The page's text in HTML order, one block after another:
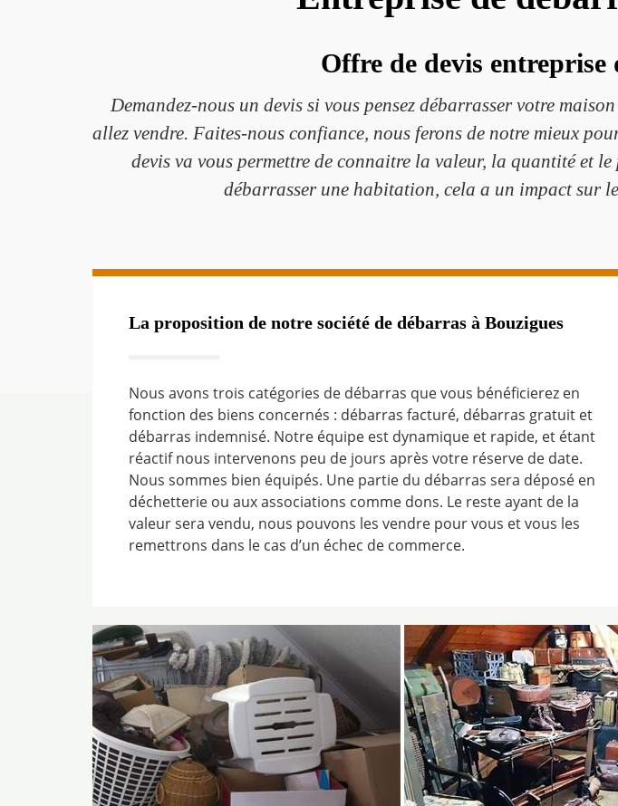
Offre de devis entreprise
Demandez-nous un devis si vous pensez débarrasser votre
allez vendre. Faites-nous confiance, nous ferons de notre mieux
devis va vous permettre de connaitre la valeur, la quantité et
débarrasser une habitation, cela a un impact sur
La proposition de notre société de débarras à Bouzigues
Nous avons trois catégories de débarras que vous bénéficierez en
fonction des biens concernés : débarras facturé, débarras gratuit et
débarras indemnisé. Notre équipe est dynamique et rapide, et étant
réactif nous intervenons peu de jours après votre réserve de date.
Nous sommes bien équipés. Une partie du débarras sera déposé en
déchetterie ou aux associations comme dons. Le reste ayant de la
valeur sera vendu, nous pouvons les vendre pour vous et vous les
remettrons dans le cas d’un échec de commerce.